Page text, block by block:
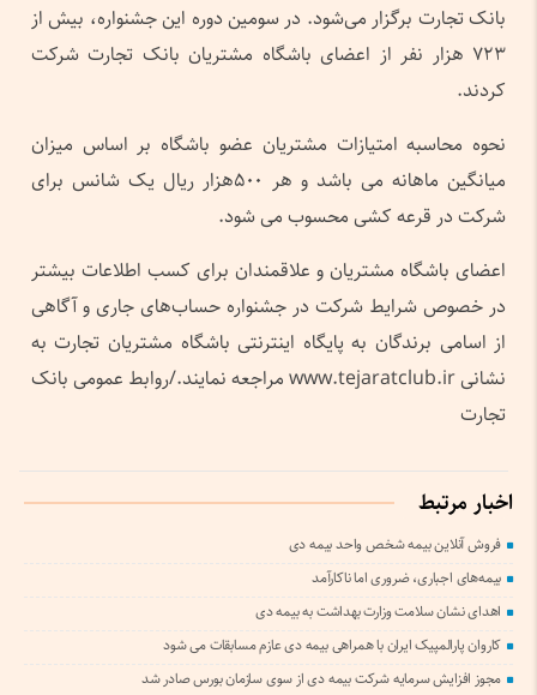
بانک تجارت برگزار می‌شود. در سومین دوره این جشنواره، بیش از
۷۲۳ هزار نفر از اعضای باشگاه مشتریان بانک تجارت شرکت
کردند.
نحوه محاسبه امتیازات مشتریان عضو باشگاه بر اساس میزان
میانگین ماهانه می باشد و هر ۵۰۰هزار ریال یک شانس برای
شرکت در قرعه کشی محسوب می شود.
اعضای باشگاه مشتریان و علاقمندان برای کسب اطلاعات بیشتر
در خصوص شرایط شرکت در جشنواره حساب‌های جاری و آگاهی
از اسامی برندگان به پایگاه اینترنتی باشگاه مشتریان تجارت به
نشانی www.tejaratclub.ir مراجعه نمایند./روابط عمومی بانک
تجارت
اخبار مرتبط
فروش آنلاین بیمه شخص واحد بیمه دی
بیمه‌های اجباری، ضروری اما ناکارآمد
اهدای نشان سلامت وزارت بهداشت به بیمه دی
کاروان پارالمپیک ایران با همراهی بيمه دی عازم مسابقات می شود
مجوز افزایش سرمایه شرکت بیمه دی از سوی سازمان بورس صادر شد